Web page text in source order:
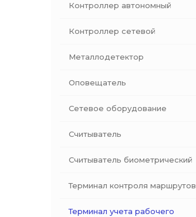
Контроллер автономный
Контроллер сетевой
Металлодетектор
Оповещатель
Сетевое оборудование
Считыватель
Считыватель биометрический
Терминал контроля маршрутов
Терминал учета рабочего